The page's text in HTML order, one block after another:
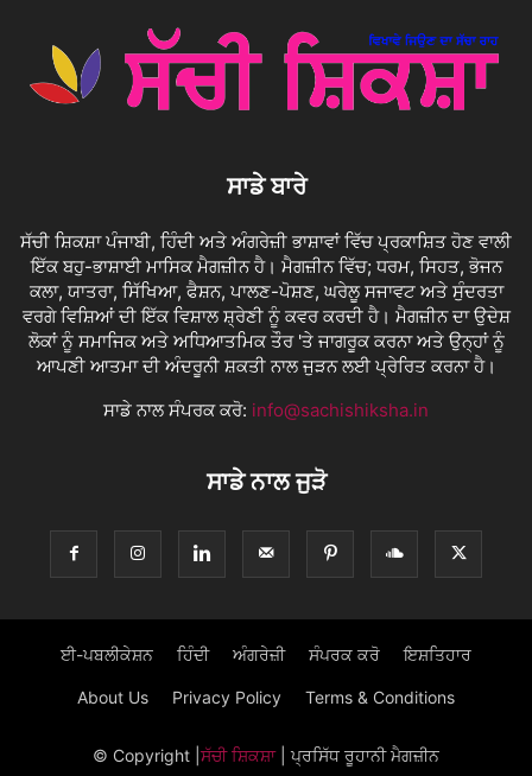
ਸਾਡੇ ਬਾਰੇ
ਸੱਚੀ ਸ਼ਿਕਸ਼ਾ ਪੰਜਾਬੀ, ਹਿੰਦੀ ਅਤੇ ਅੰਗਰੇਜ਼ੀ ਭਾਸ਼ਾਵਾਂ ਵਿੱਚ ਪ੍ਰਕਾਸ਼ਿਤ ਹੋਣ ਵਾਲੀ
ਇੱਕ ਬਹੁ-ਭਾਸ਼ਾਈ ਮਾਸਿਕ ਮੈਗਜ਼ੀਨ ਹੈ। ਮੈਗਜ਼ੀਨ ਵਿੱਚ; ਧਰਮ, ਸਿਹਤ, ਭੋਜਨ
ਕਲਾ, ਯਾਤਰਾ, ਸਿੱਖਿਆ, ਫੈਸ਼ਨ, ਪਾਲਣ-ਪੋਸ਼ਣ, ਘਰੇਲੂ ਸਜਾਵਟ ਅਤੇ ਸੁੰਦਰਤਾ
ਵਰਗੇ ਵਿਸ਼ਿਆਂ ਦੀ ਇੱਕ ਵਿਸ਼ਾਲ ਸ਼੍ਰੇਣੀ ਨੂੰ ਕਵਰ ਕਰਦੀ ਹੈ। ਮੈਗਜ਼ੀਨ ਦਾ ਉਦੇਸ਼
ਲੋਕਾਂ ਨੂੰ ਸਮਾਜਿਕ ਅਤੇ ਅਧਿਆਤਮਿਕ ਤੌਰ 'ਤੇ ਜਾਗਰੂਕ ਕਰਨਾ ਅਤੇ ਉਨ੍ਹਾਂ ਨੂੰ
ਆਪਣੀ ਆਤਮਾ ਦੀ ਅੰਦਰੂਨੀ ਸ਼ਕਤੀ ਨਾਲ ਜੁੜਨ ਲਈ ਪ੍ਰੇਰਿਤ ਕਰਨਾ ਹੈ।
ਸਾਡੇ ਨਾਲ ਸੰਪਰਕ ਕਰੋ: info@sachishiksha.in
ਸਾਡੇ ਨਾਲ ਜੁੜੋ
ਈ-ਪਬਲੀਕੇਸ਼ਨ ਹਿੰਦੀ ਅੰਗਰੇਜ਼ੀ ਸੰਪਰਕ ਕਰੋ ਇਸ਼ਤਿਹਾਰ
About Us Privacy Policy Terms & Conditions
© Copyright ਸੱਚੀ ਸ਼ਿਕਸ਼ਾ| ਪ੍ਰਸਿੱਧ ਰੂਹਾਨੀ ਮੈਗਜ਼ੀਨ